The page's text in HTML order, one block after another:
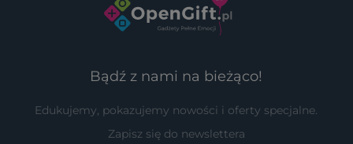
Bądź z nami na bieżąco!
Edukujemy, pokazujemy nowości i oferty specjalne.
Zapisz się do newslettera